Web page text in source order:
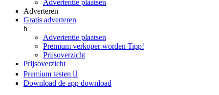
Advertentie plaatsen
Adverteren
Gratis adverteren
b
Advertentie plaatsen
Premium verkoper worden Tipp!
Prijsoverzicht
Prijsoverzicht
Premium testen 
Download de app download